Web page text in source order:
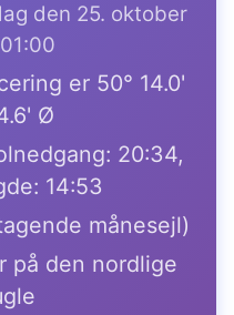
den 25. oktober
er 50° 14.0'
Ø
20:34,
14:53
månesejl)
på den nordlige